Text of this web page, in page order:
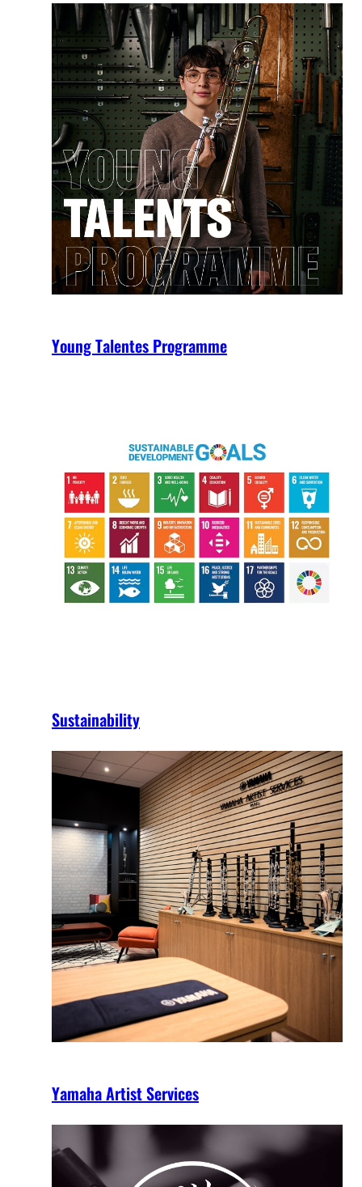
Young Talentes Programme
Sustainability
Yamaha Artist Services